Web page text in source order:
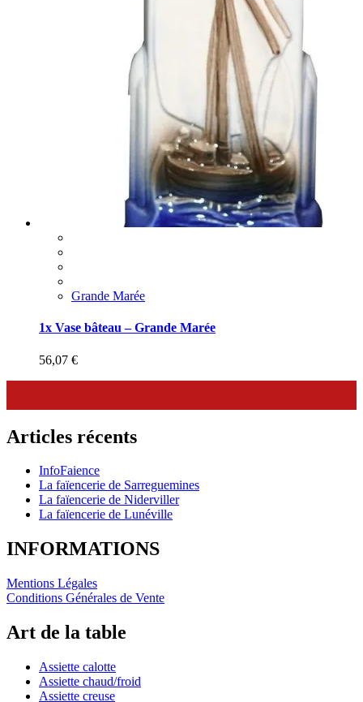
Grande Marée
1x Vase bâteau – Grande Marée
56,07 €
Articles récents
InfoFaience
La faïencerie de Sarreguemines
La faïencerie de Niderviller
La faïencerie de Lunéville
INFORMATIONS
Mentions Légales
Conditions Générales de Vente
Art de la table
Assiette calotte
Assiette chaud/froid
Assiette creuse